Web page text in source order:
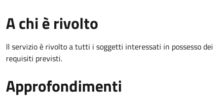
A chi è rivolto
Il servizio è rivolto a tutti i soggetti interessati in possesso dei
requisiti previsti.
Approfondimenti